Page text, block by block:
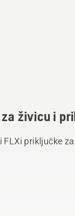
živicu i
priključke